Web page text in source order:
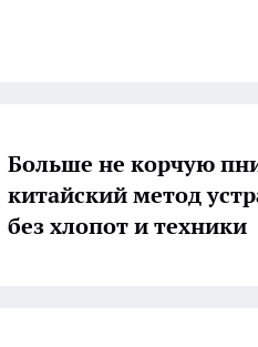
Больше не корчую
китайский метод
без хлопот и техники